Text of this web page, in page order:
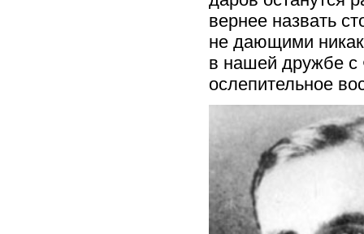
вернее назвать
не дающими
в нашей дружбе с
ослепительное